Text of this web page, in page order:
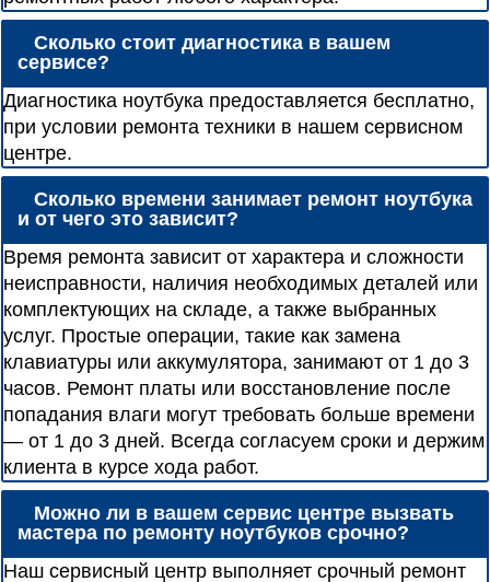
Сколько стоит диагностика в вашем
сервисе?
Диагностика ноутбука предоставляется бесплатно,
при условии ремонта техники в нашем сервисном
центре.
Сколько времени занимает ремонт ноутбука
и от чего это зависит?
Время ремонта зависит от характера и сложности
неисправности, наличия необходимых деталей или
комплектующих на складе, а также выбранных
услуг. Простые операции, такие как замена
клавиатуры или аккумулятора, занимают от 1 до 3
часов. Ремонт платы или восстановление после
попадания влаги могут требовать больше времени
— от 1 до 3 дней. Всегда согласуем сроки и держим
клиента в курсе хода работ.
Можно ли в вашем сервис центре вызвать
мастера по ремонту ноутбуков срочно?
Наш сервисный центр выполняет срочный ремонт